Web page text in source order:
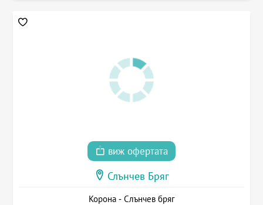
виж офертата
Слънчев Бряг
Корона - Слънчев бряг